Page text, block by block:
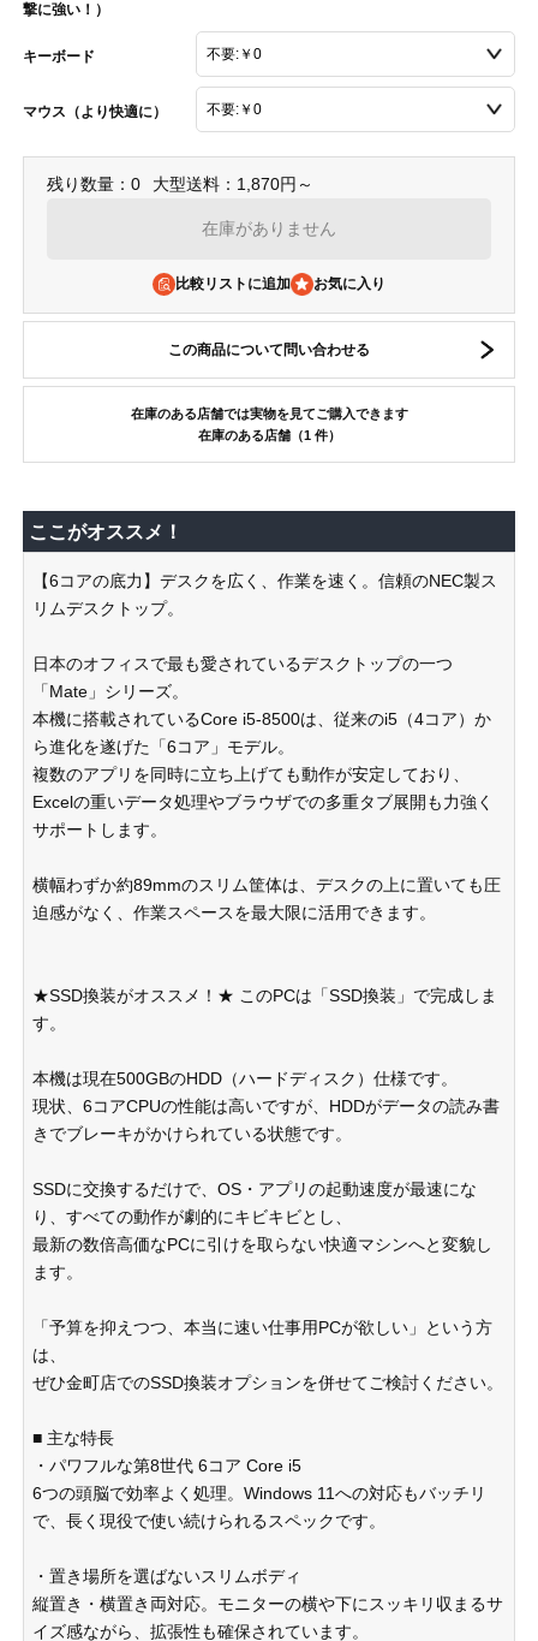
撃に強い！）
キーボード
マウス（より快適に）
残り数量：0 大型送料：1,870円～
在庫がありません
比較リストに追加
この商品について問い合わせる
在庫のある店舗では実物を見てご購入できます
在庫のある店舗（1 件）
ここがオススメ！
【6コアの底力】デスクを広く、作業を速く。信頼のNEC製ス
リムデスクトップ。
日本のオフィスで最も愛されているデスクトップの一つ
「Mate」シリーズ。
本機に搭載されているCore i5-8500は、従来のi5（4コア）か
ら進化を遂げた「6コア」モデル。
複数のアプリを同時に立ち上げても動作が安定しており、
Excelの重いデータ処理やブラウザでの多重タブ展開も力強く
サポートします。
横幅わずか約89mmのスリム筐体は、デスクの上に置いても圧
迫感がなく、作業スペースを最大限に活用できます。
★SSD換装がオススメ！★ このPCは「SSD換装」で完成しま
す。
本機は現在500GBのHDD（ハードディスク）仕様です。
現状、6コアCPUの性能は高いですが、HDDがデータの読み書
きでブレーキがかけられている状態です。
SSDに交換するだけで、OS・アプリの起動速度が最速にな
り、すべての動作が劇的にキビキビとし、
最新の数倍高価なPCに引けを取らない快適マシンへと変貌し
ます。
「予算を抑えつつ、本当に速い仕事用PCが欲しい」という方
は、
ぜひ金町店でのSSD換装オプションを併せてご検討ください。
■ 主な特長
・パワフルな第8世代 6コア Core i5
6つの頭脳で効率よく処理。Windows 11への対応もバッチリ
で、長く現役で使い続けられるスペックです。
・置き場所を選ばないスリムボディ
縦置き・横置き両対応。モニターの横や下にスッキリ収まるサ
イズ感ながら、拡張性も確保されています。